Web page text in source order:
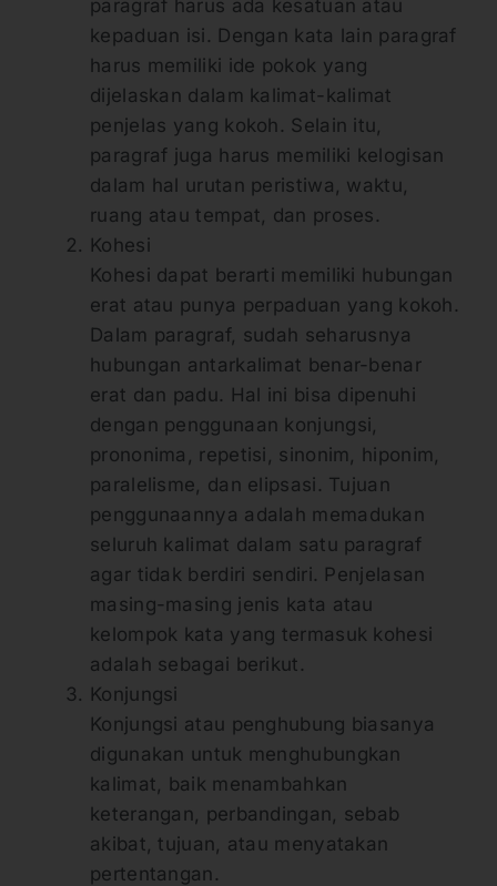
paragraf harus ada kesatuan atau
kepaduan isi. Dengan kata lain paragraf
harus memiliki ide pokok yang
dijelaskan dalam kalimat-kalimat
penjelas yang kokoh. Selain itu,
paragraf juga harus memiliki kelogisan
dalam hal urutan peristiwa, waktu,
ruang atau tempat, dan proses.
Kohesi
Kohesi dapat berarti memiliki hubungan
erat atau punya perpaduan yang kokoh.
Dalam paragraf, sudah seharusnya
hubungan antarkalimat benar-benar
erat dan padu. Hal ini bisa dipenuhi
dengan penggunaan konjungsi,
prononima, repetisi, sinonim, hiponim,
paralelisme, dan elipsasi. Tujuan
penggunaannya adalah memadukan
seluruh kalimat dalam satu paragraf
agar tidak berdiri sendiri. Penjelasan
masing-masing jenis kata atau
kelompok kata yang termasuk kohesi
adalah sebagai berikut.
Konjungsi
Konjungsi atau penghubung biasanya
digunakan untuk menghubungkan
kalimat, baik menambahkan
keterangan, perbandingan, sebab
akibat, tujuan, atau menyatakan
pertentangan.